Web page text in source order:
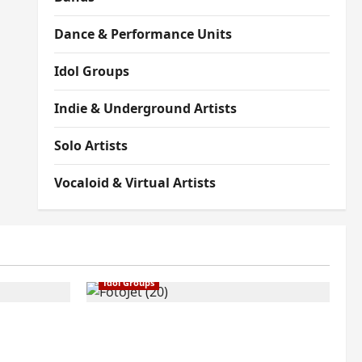
Dance & Performance Units
Idol Groups
Indie & Underground Artists
Solo Artists
Vocaloid & Virtual Artists
Idol Groups